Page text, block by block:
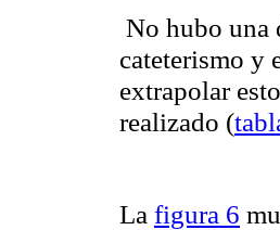
No hubo una
cateterismo y
extrapolar
realizado (
La figura 6